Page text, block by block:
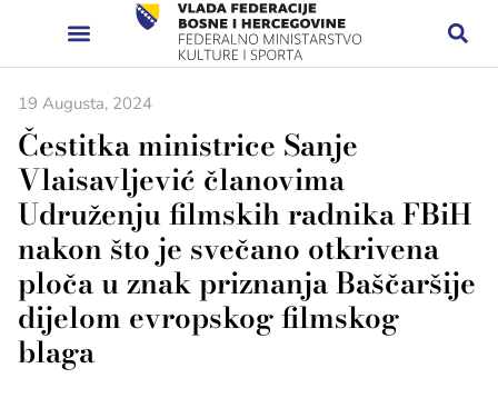
19 Augusta, 2024
Čestitka ministrice Sanje
Vlaisavljević članovima
Udruženju filmskih radnika FBiH
nakon što je svečano otkrivena
ploča u znak priznanja Baščaršije
dijelom evropskog filmskog
blaga